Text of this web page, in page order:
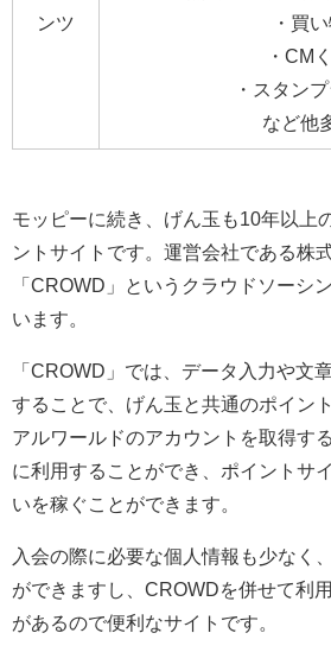
ンツ
・買
・CM
・スタン
など他
モッピーに続き、げん玉も10年以上
ントサイトです。運営会社である株
「CROWD」というクラウドソーシ
います。
「CROWD」では、データ入力や文
することで、げん玉と共通のポイン
アルワールドのアカウントを取得す
に利用することができ、ポイントサ
いを稼ぐことができます。
入会の際に必要な個人情報も少なく
ができますし、CROWDを併せて利
があるので便利なサイトです。